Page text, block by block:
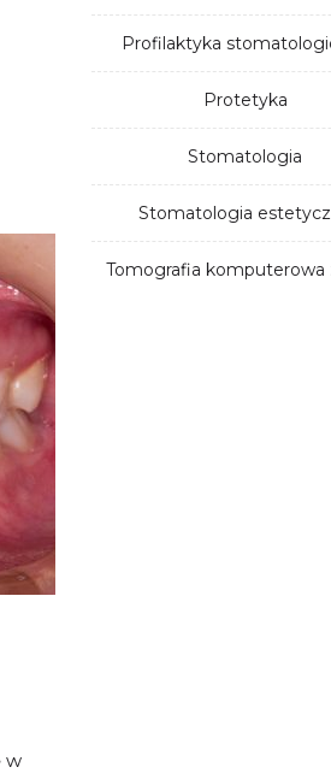
w
Profilaktyka
Protetyka
Stomatologia
Stomatologia
Tomografia komputerowa